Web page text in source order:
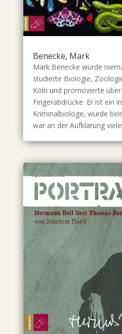
Benecke, Mark
Mark Benecke würde
studierte Biologie,
Köln und promovierte
Fingerabdrücke. Er ist ein
Kriminalbiologe, wurde
war an der Aufklärung